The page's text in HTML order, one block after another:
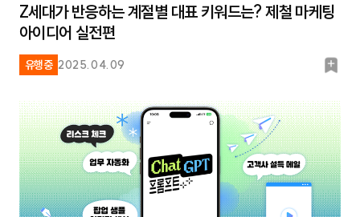
Z세대가 반응하는 계절별 대표 키워드는? 제철 마케팅
아이디어 실전편
유행중 2025.04.09
북
크